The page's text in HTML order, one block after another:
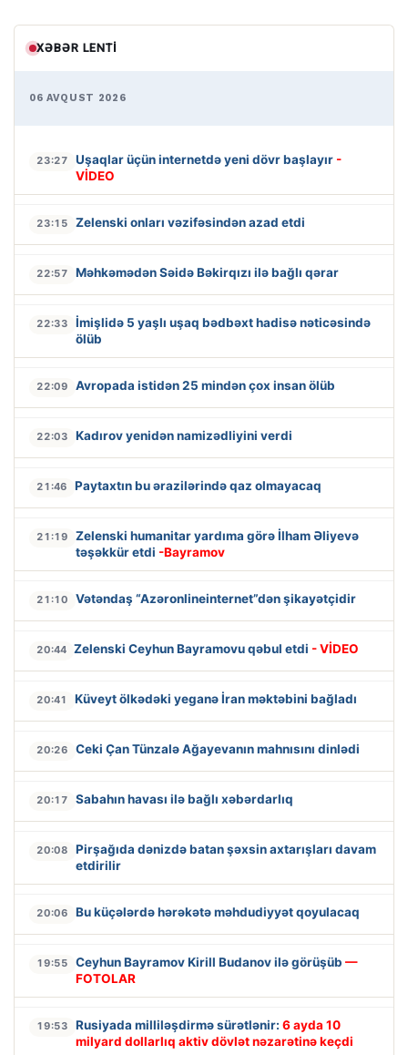
XƏBƏR LENTI
06 AVQUST 2026
23:27 Uşaqlar üçün internetdə yeni dövr başlayır -
VİDEO
23:15 Zelenski onları vəzifəsindən azad etdi
22:57 Məhkəmədən Səidə Bəkirqızı ilə bağlı qərar
22:33
İmişlidə 5 yaşlı uşaq bədbəxt hadisə nəticəsində
ölüb
22:09 Avropada istidən 25 mindən çox insan ölüb
22:03 Kadırov yenidən namizədliyini verdi
21:46 Paytaxtın bu ərazilərində qaz olmayacaq
21:19
Zelenski humanitar yardıma görə İlham Əliyevə
təşəkkür etdi -Bayramov
21:10 Vətəndaş “Azəronlineinternet”dən şikayətçidir
20:44 Zelenski Ceyhun Bayramovu qəbul etdi - VİDEO
20:41 Küveyt ölkədəki yeganə İran məktəbini bağladı
20:26 Ceki Çan Tünzalə Ağayevanın mahnısını dinlədi
20:17 Sabahın havası ilə bağlı xəbərdarlıq
20:08
Pirşağıda dənizdə batan şəxsin axtarışları davam
etdirilir
20:06 Bu küçələrdə hərəkətə məhdudiyyət qoyulacaq
19:55 Ceyhun Bayramov Kirill Budanov ilə görüşüb —
FOTOLAR
19:53 Rusiyada milliləşdirmə sürətlənir: 6 ayda 10
milyard dollarlıq aktiv dövlət nəzarətinə keçdi